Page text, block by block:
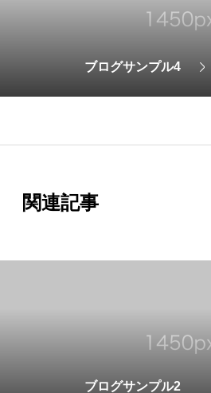
ブログサンプル4
関連記事
ブログサンプル2